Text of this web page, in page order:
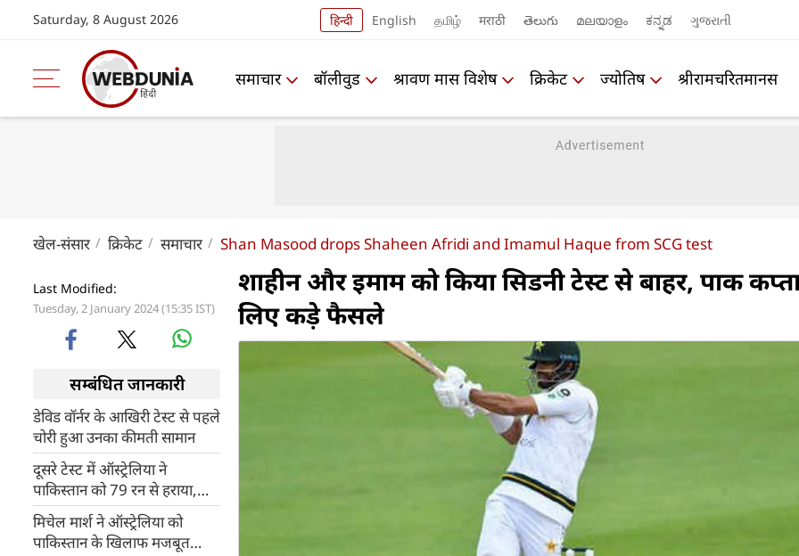
Saturday, 8 August 2026 हिन्दी English தமிழ் मराठी తెలుగు മലയാളം ಕನ್ನಡ ગુજરાતી
समाचार बॉलीवुड श्रावण मास विशेष क्रिकेट ज्योतिष श्रीरामचरितमानस
खेल-संसार क्रिकेट समाचार Shan Masood drops Shaheen Afridi and Imamul Haque from SCG test
Last Modified:
Tuesday, 2 January 2024 (15:35 IST)
सम्बंधित जानकारी
डेविड वॉर्नर के आखिरी टेस्ट से पहले
चोरी हुआ उनका कीमती सामान
दूसरे टेस्ट में ऑस्ट्रेलिया ने
पाकिस्तान को 79 रन से हराया,
Pat Cummins ने की बेहतरीन
कप्तानी
मिचेल मार्श ने ऑस्ट्रेलिया को
पाकिस्तान के खिलाफ मजबूत
शाहीन और इमाम को किया सिडनी टेस्ट से बाहर, पाक
लिए कड़े फैसले